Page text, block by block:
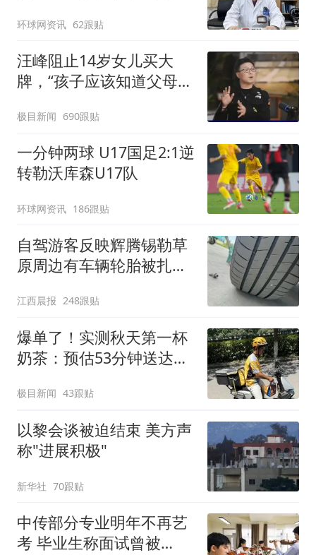
幻觉被紧急送医！
环球网资讯 62跟贴
汪峰阻止14岁女儿买大
牌，“孩子应该知道父母的
都在淘宝
极目新闻 690跟贴
一分钟两球 U17国足2:1逆
转勒沃库森U17队
环球网资讯 186跟贴
自驾游客反映辉腾锡勒草
原周边有车辆轮胎被扎，
元，官方发布情况通报
江西晨报 248跟贴
爆单了！实测秋天第一杯
奶茶：预估53分钟送达，
极目新闻 43跟贴
以黎会谈被迫结束 美方声
称"进展积极"
新华社 70跟贴
中传部分专业明年不再艺
考 毕业生称面试曾被